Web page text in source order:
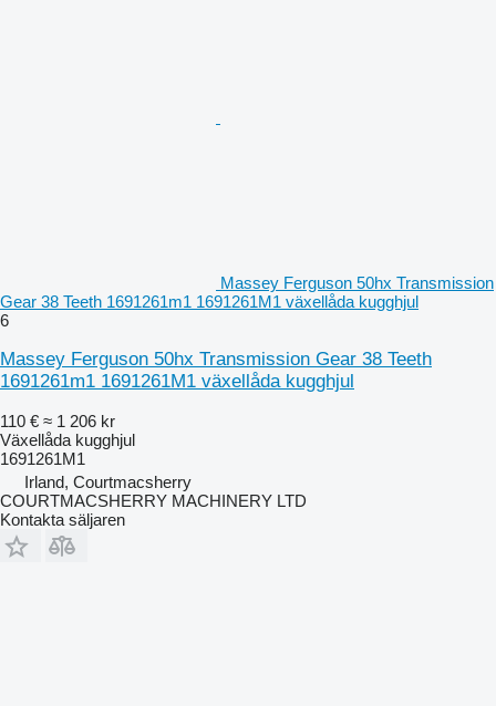
Massey Ferguson 50hx Transmission
Gear 38 Teeth 1691261m1 1691261M1 växellåda kugghjul
6
Massey Ferguson 50hx Transmission Gear 38 Teeth
1691261m1 1691261M1 växellåda kugghjul
110 € ≈ 1 206 kr
Växellåda kugghjul
1691261M1
Irland, Courtmacsherry
COURTMACSHERRY MACHINERY LTD
Kontakta säljaren